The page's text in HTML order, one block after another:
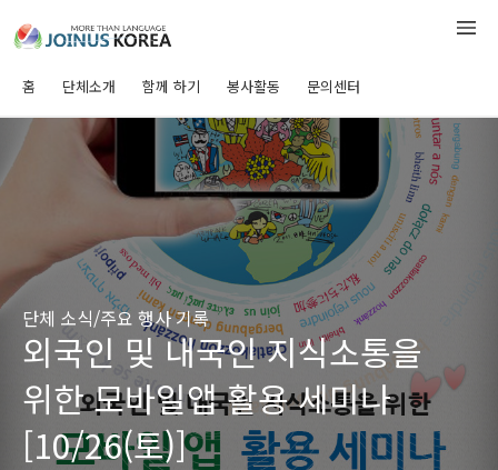
홈 단체소개 함께 하기 봉사활동 문의센터
단체 소식/주요 행사 기록
외국인 및 내국인 지식소통을
위한 모바일앱 활용 세미나
[10/26(토)]